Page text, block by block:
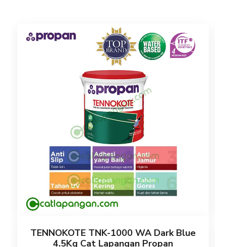
TENNOKOTE TNK-1000 WA Dark Blue
4.5Kg Cat Lapangan Propan